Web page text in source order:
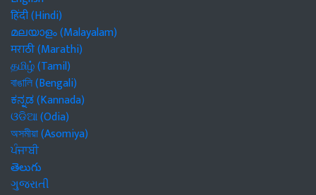
हिंदी (Hindi)
മലയാളം (Malayalam)
मराठी (Marathi)
தமிழ் (Tamil)
বাঙালি (Bengali)
ಕನ್ನಡ (Kannada)
ଓଡିଆ (Odia)
অসমীয়া (Asomiya)
ਪੰਜਾਬੀ
తెలుగు
ગુજરાતી